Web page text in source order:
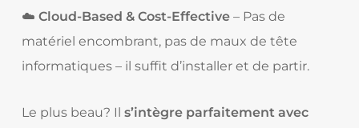
☁️ Cloud-Based & Cost-Effective– Pas de
matériel encombrant, pas de maux de tête
informatiques – il suffit d’installer et de partir.
Le plus beau? Il s’intègre parfaitement avec